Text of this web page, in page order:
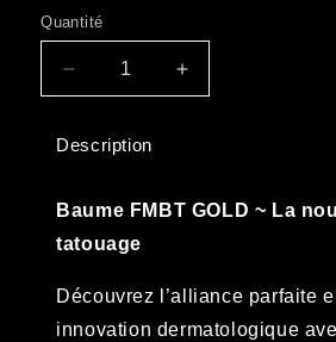
habituel
Quantité
Réduire
la
de
Spécial
-
GOLD
30x15mL
Augmenter
la
Spécial
GOLD
30x15mL
Description
Baume FMBT GOLD ~ La
tatouage
Découvrez l’alliance parfaite
innovation dermatologique